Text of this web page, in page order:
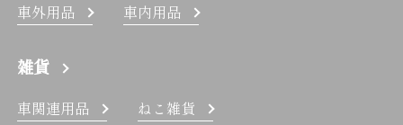
車外用品
車内用品
雑貨
車関連用品 ねこ雑貨